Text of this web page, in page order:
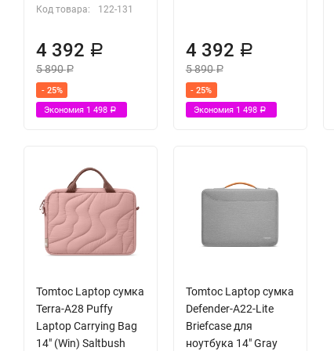
Код товара: 122-131
4 392 Р
5 890Р
- 25%
Экономия 1 498 Р
4 392 Р
5 890Р
- 25%
Экономия 1 498 Р
Tomtoc Laptop сумка
Terra-A28 Puffy
Laptop Carrying Bag
14" (Win) Saltbush
Tomtoc Laptop сумка
Defender-A22-Lite
Briefcase для
ноутбука 14" Gray